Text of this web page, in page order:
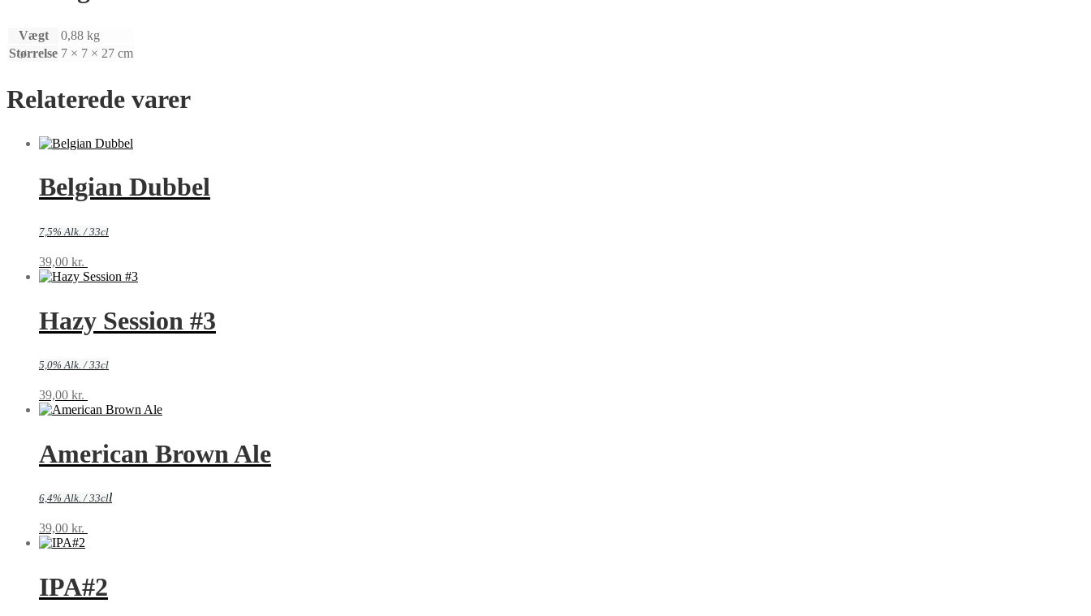
Vægt
0,88 kg
Størrelse 7 × 7 × 27 cm
Relaterede varer
Belgian Dubbel
7,5% Alk. / 33cl
39,00 kr.
Hazy Session #3
5,0% Alk. / 33cl
39,00 kr.
American Brown Ale
6,4% Alk. / 33cll
39,00 kr.
IPA#2